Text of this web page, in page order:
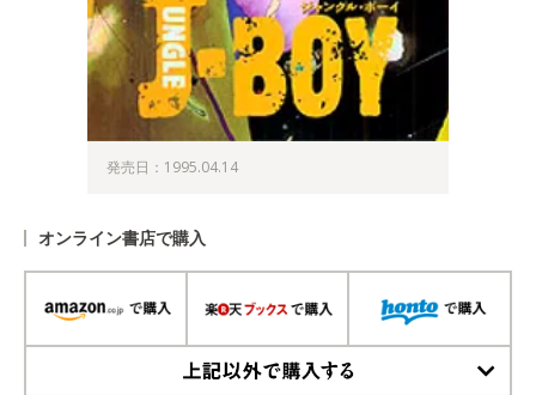
発売日：1995.04.14
オンライン書店で購入